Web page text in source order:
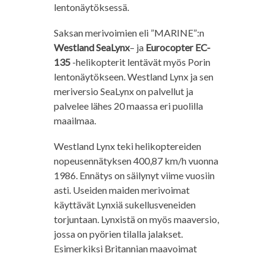
lentonäytöksessä.
Saksan merivoimien eli ”MARINE”:n
Westland SeaLynx– ja Eurocopter EC-
135-helikopterit lentävät myös Porin
lentonäytökseen. Westland Lynx ja sen
meriversio SeaLynx on palvellut ja
palvelee lähes 20 maassa eri puolilla
maailmaa.
Westland Lynx teki helikoptereiden
nopeusennätyksen 400,87 km/h vuonna
1986. Ennätys on säilynyt viime vuosiin
asti. Useiden maiden merivoimat
käyttävät Lynxiä sukellusveneiden
torjuntaan. Lynxistä on myös maaversio,
jossa on pyörien tilalla jalakset.
Esimerkiksi Britannian maavoimat